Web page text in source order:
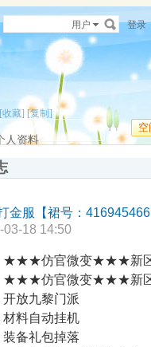
用户 登录
[收藏] [复制]
空
人资料
金服【裙号：
03-18 14:50
★★★仿官微变★★★新区
★★★仿官微变★★★新区
开放九黎门派
材料自动挂机
装备礼包掉落